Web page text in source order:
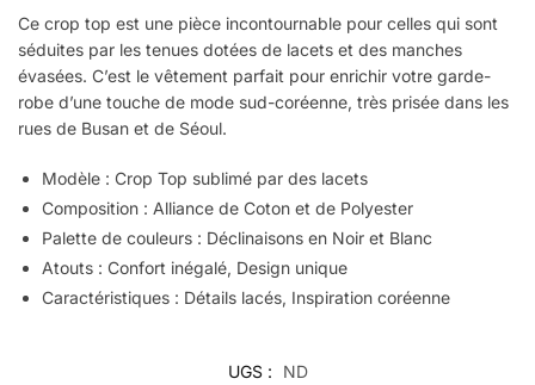
Ce crop top est une pièce incontournable pour celles qui sont
séduites par les tenues dotées de lacets et des manches
évasées. C’est le vêtement parfait pour enrichir votre garde-
robe d’une touche de mode sud-coréenne, très prisée dans les
rues de Busan et de Séoul.
Modèle : Crop Top sublimé par des lacets
Composition : Alliance de Coton et de Polyester
Palette de couleurs : Déclinaisons en Noir et Blanc
Atouts : Confort inégalé, Design unique
Caractéristiques : Détails lacés, Inspiration coréenne
UGS :
ND